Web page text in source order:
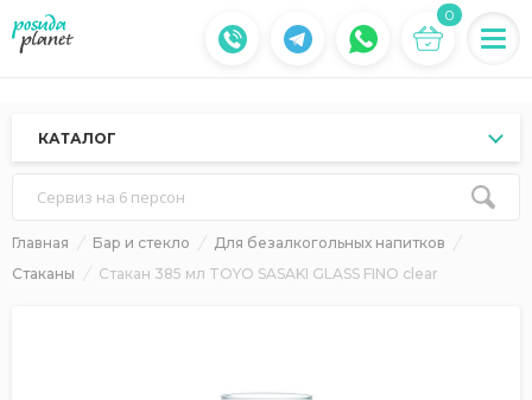
0
КАТАЛОГ
Сервиз на 6 персон
Главная Бар и стекло
Для безалкогольных напитков
Стаканы
Стакан 385 мл TOYO SASAKI GLASS FINO clear